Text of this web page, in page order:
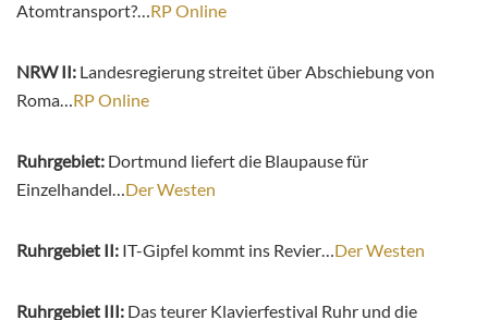
Atomtransport?…RP Online
NRW II: Landesregierung streitet über Abschiebung von
Roma…RP Online
Ruhrgebiet: Dortmund liefert die Blaupause für
Einzelhandel…Der Westen
Ruhrgebiet II: IT-Gipfel kommt ins Revier…Der Westen
Ruhrgebiet III: Das teurer Klavierfestival Ruhr und die